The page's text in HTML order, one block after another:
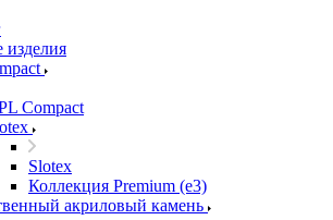
изделия
Compact
Slotex
Коллекция Premium (e3)
акриловый камень